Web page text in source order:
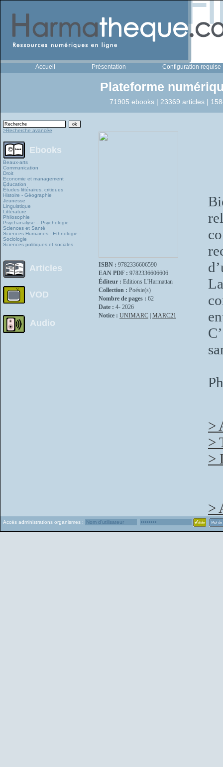
Accueil Présentation Configuration requise
Plateforme
71905 ebooks | 23369 articles |
>Recherche avancée
Ebooks
Beaux-arts
Communication
Droit
Economie et management
Education
Études littéraires, critiques
Histoire - Géographie
Jeunesse
Linguistique
Littérature
Philosophie
Psychanalyse – Psychologie
Sciences et Santé
Sciences Humaines - Ethnologie -
Sociologie
Sciences politiques et sociales
Articles
VOD
Audio
ISBN : 9782336606590
EAN PDF : 9782336606606
Éditeur : Editions L'Harmattan
Collection : Poésie(s)
Nombre de pages : 62
Date : 4- 2026
Notice : UNIMARC MARC21
>
>
>
>
Accès administrations organismes :